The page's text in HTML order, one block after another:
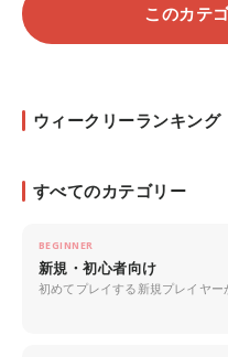
このカテ
ウィークリーランキング
すべてのカテゴリー
BEGINNER
新規・初心者向け
初めてプレイする新規プレイヤ